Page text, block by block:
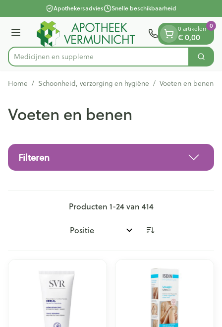
Ga naar de inhoudApothekersadvies Snelle beschikbaarheid
Menu
Product, merk, categorie...
Medi Zoek
0 artikelen
€ 0,00
0
Home / Schoonheid, verzorging en hygiëne / Voeten en benen
Voeten en benen
Filteren
Producten 1-24van 414
Sorteer op: